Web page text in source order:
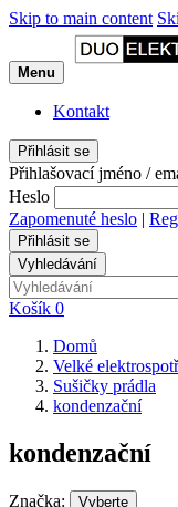
Skip to main content
Menu
Kontakt
Přihlásit se
Přihlašovací jméno /
Heslo
Zapomenuté heslo |
Přihlásit se
Vyhledávání
Košík 0
Domů
Velké
Sušičky prádla
kondenzační
kondenzační
Značka: Vyberte